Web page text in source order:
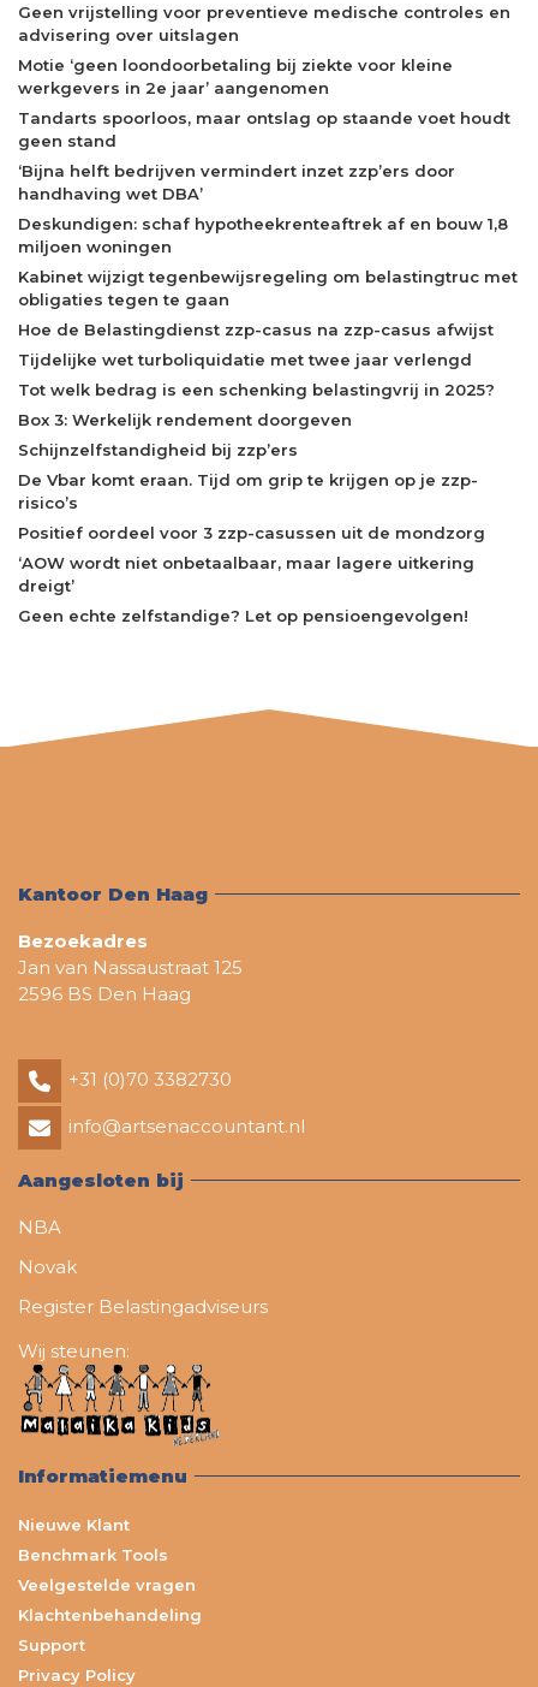
Geen vrijstelling voor preventieve medische controles en
advisering over uitslagen
Motie ‘geen loondoorbetaling bij ziekte voor kleine
werkgevers in 2e jaar’ aangenomen
Tandarts spoorloos, maar ontslag op staande voet houdt
geen stand
‘Bijna helft bedrijven vermindert inzet zzp’ers door
handhaving wet DBA’
Deskundigen: schaf hypotheekrenteaftrek af en bouw 1,8
miljoen woningen
Kabinet wijzigt tegenbewijsregeling om belastingtruc met
obligaties tegen te gaan
Hoe de Belastingdienst zzp-casus na zzp-casus afwijst
Tijdelijke wet turboliquidatie met twee jaar verlengd
Tot welk bedrag is een schenking belastingvrij in 2025?
Box 3: Werkelijk rendement doorgeven
Schijnzelfstandigheid bij zzp’ers
De Vbar komt eraan. Tijd om grip te krijgen op je zzp-
risico’s
Positief oordeel voor 3 zzp-casussen uit de mondzorg
‘AOW wordt niet onbetaalbaar, maar lagere uitkering
dreigt’
Geen echte zelfstandige? Let op pensioengevolgen!
Kantoor Den Haag
Bezoekadres
Jan van Nassaustraat 125
2596 BS Den Haag
+31 (0)70 3382730
info@artsenaccountant.nl
Aangesloten bij
NBA
Novak
Register Belastingadviseurs
Wij steunen:
Informatiemenu
Nieuwe Klant
Benchmark Tools
Veelgestelde vragen
Klachtenbehandeling
Support
Privacy Policy